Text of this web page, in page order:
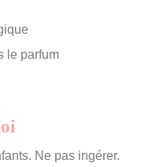
le parfum
Ne pas ingérer.